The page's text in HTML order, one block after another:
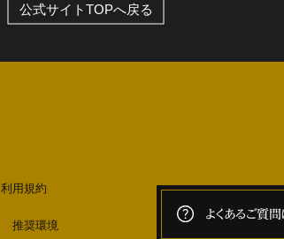
公式サイトTOPへ戻る
利用規約
推奨環境
よくあるご質問